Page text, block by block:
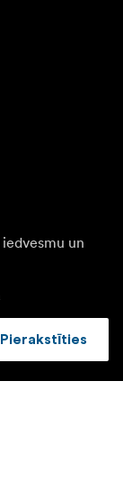
un
Pierakstīties